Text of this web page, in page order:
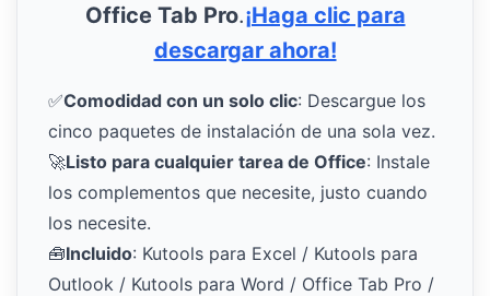
Office Tab Pro.¡Haga clic para
descargar ahora!
✅Comodidad con un solo clic: Descargue los
cinco paquetes de instalación de una sola vez.
🚀Listo para cualquier tarea de Office: Instale
los complementos que necesite, justo cuando
los necesite.
🧰Incluido: Kutools para Excel / Kutools para
Outlook / Kutools para Word / Office Tab Pro /